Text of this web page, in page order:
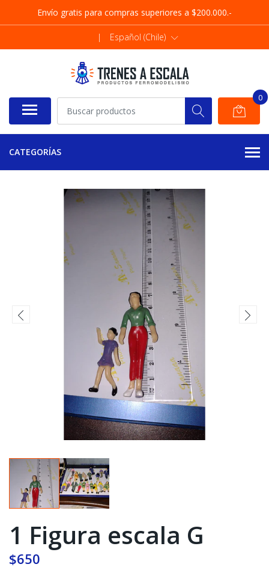
Envío gratis para compras superiores a $200.000.-
| Español (Chile)
0
CATEGORÍAS
1 Figura escala G
$650